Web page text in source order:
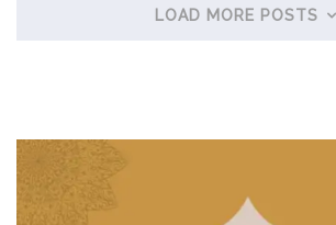
LOAD MORE POSTS